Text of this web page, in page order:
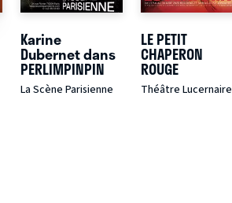
Karine
Dubernet dans
PERLIMPINPIN
La Scène Parisienne
LE PETIT
CHAPERON
ROUGE
Théâtre Lucernaire